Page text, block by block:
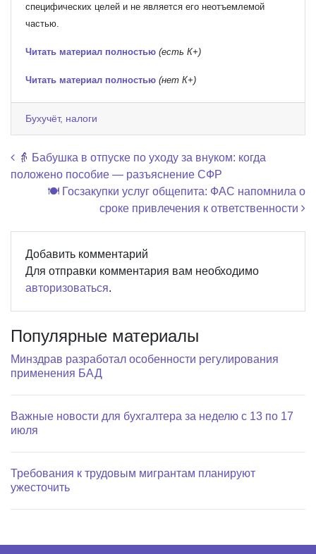
специфических целей и не является его неотъемлемой
частью.
Читать материал полностью (есть К+)
Читать материал полностью (нет К+)
Бухучёт, налоги
Навигация по записям
👵 Бабушка в отпуске по уходу за внуком: когда
положено пособие — разъяснение СФР
🍽️ Госзакупки услуг общепита: ФАС напомнила о
сроке привлечения к ответственности
Добавить комментарий
Для отправки комментария вам необходимо
авторизоваться.
Популярные материалы
Минздрав разработал особенности регулирования
применения БАД
Важные новости для бухгалтера за неделю с 13 по 17
июля
Требования к трудовым мигрантам планируют
ужесточить